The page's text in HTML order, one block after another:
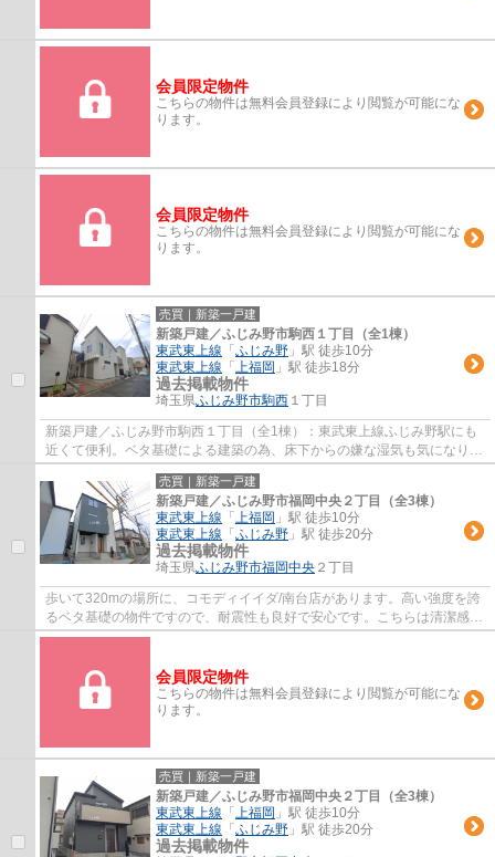
会員限定物件
こちらの物件は無料会員登録により閲覧が可能にな
ります。
会員限定物件
こちらの物件は無料会員登録により閲覧が可能にな
ります。
売買｜新築一戸建
新築戸建／ふじみ野市駒西１丁目（全1棟）
東武東上線 「 ふじみ野 」駅 徒歩10分
東武東上線 「 上福岡 」駅 徒歩18分
過去掲載物件
埼玉県ふじみ野市駒西 １丁目
新築戸建／ふじみ野市駒西１丁目（全1棟）：東武東上線ふじみ野駅にも
近くて便利。ベタ基礎による建築の為、床下からの嫌な湿気も気になりま
せん。駅まで徒歩10分の物件です。多くの方...
売買｜新築一戸建
新築戸建／ふじみ野市福岡中央２丁目（全3棟）
東武東上線 「 上福岡 」駅 徒歩10分
東武東上線 「 ふじみ野 」駅 徒歩20分
過去掲載物件
埼玉県ふじみ野市福岡中央 ２丁目
歩いて320mの場所に、コモディイイダ/南台店があります。高い強度を誇
るベタ基礎の物件ですので、耐震性も良好で安心です。こちらは清潔感の
ある新築戸建て物件です。駅まで徒歩10分の...
会員限定物件
こちらの物件は無料会員登録により閲覧が可能にな
ります。
売買｜新築一戸建
新築戸建／ふじみ野市福岡中央２丁目（全3棟）
東武東上線 「 上福岡 」駅 徒歩10分
東武東上線 「 ふじみ野 」駅 徒歩20分
過去掲載物件